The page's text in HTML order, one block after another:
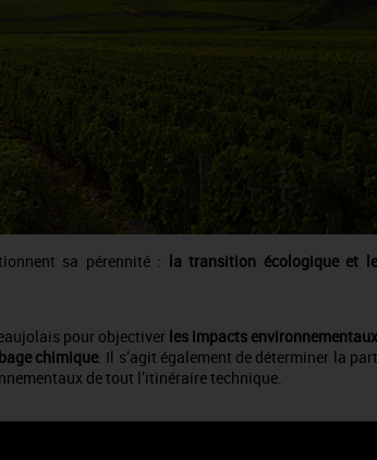
sa pérennité : la transition écologique et
pour objectiver les impacts environnementaux
chimique . Il s’agit également de déterminer la
de tout l’itinéraire technique.